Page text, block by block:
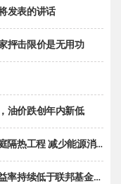
发表的讲话
抨击限价是无用功
油价跌创年内新低
热工程 减少能源消耗
于联邦基金利率目标区间